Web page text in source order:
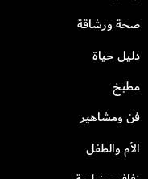
صحة ورشاقة
دليل حياة
مطبخ
فن ومشاهير
الأم والطفل